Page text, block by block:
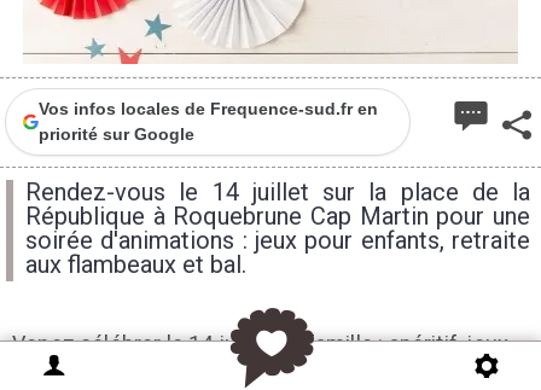
Vos infos locales de Frequence-sud.fr en
priorité sur Google
Rendez-vous le 14 juillet sur la place de la
République à Roquebrune Cap Martin pour une
soirée d'animations : jeux pour enfants, retraite
aux flambeaux et bal.
Venez célébrer le 14 juillet en famille : apéritif, jeux,
retraite aux flambeaux et bal populaire au cœur du